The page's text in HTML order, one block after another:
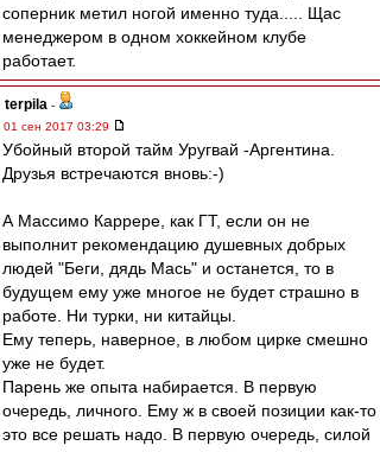
соперник метил ногой именно туда..... Щас
менеджером в одном хоккейном клубе
работает.
terpila -
01 сен 2017 03:29
Убойный второй тайм Уругвай -Аргентина.
Друзья встречаются вновь:-)
А Массимо Каррере, как ГТ, если он не
выполнит рекомендацию душевных добрых
людей "Беги, дядь Мась" и останется, то в
будущем ему уже многое не будет страшно в
работе. Ни турки, ни китайцы.
Ему теперь, наверное, в любом цирке смешно
уже не будет.
Парень же опыта набирается. В первую
очередь, личного. Ему ж в своей позиции как-то
это все решать надо. В первую очередь, силой